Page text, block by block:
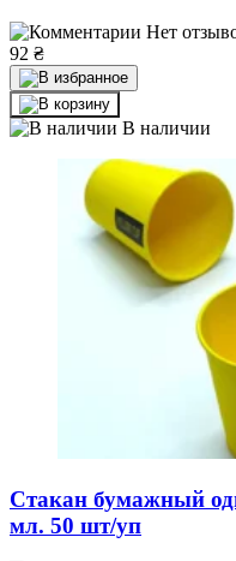
Нет
92 ₴
В наличии
Стакан бумажный
мл. 50 шт/уп